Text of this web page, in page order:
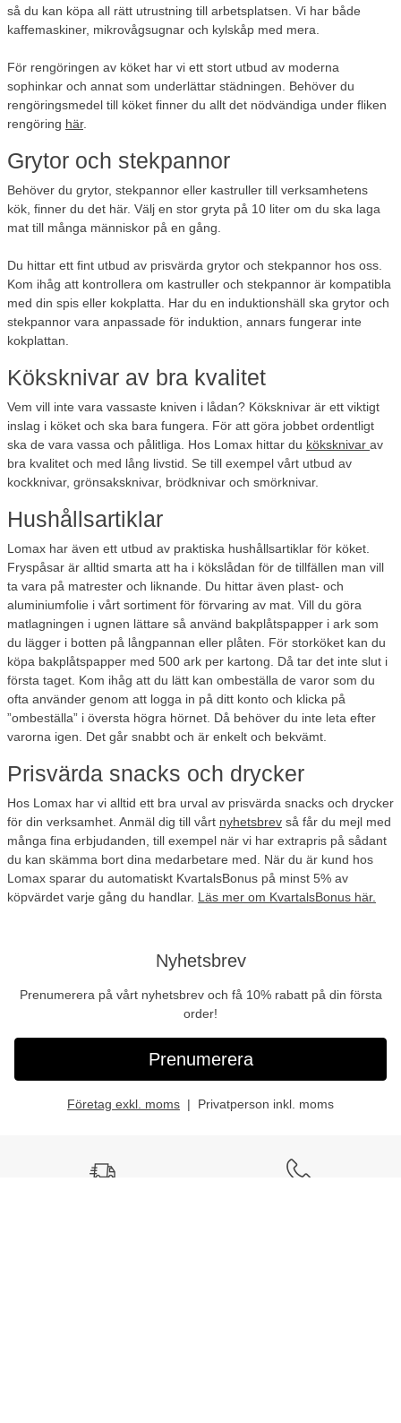
så du kan köpa all rätt utrustning till arbetsplatsen. Vi har både
kaffemaskiner, mikrovågsugnar och kylskåp med mera.
För rengöringen av köket har vi ett stort utbud av moderna
sophinkar och annat som underlättar städningen. Behöver du
rengöringsmedel till köket finner du allt det nödvändiga under fliken
rengöring här.
Grytor och stekpannor
Behöver du grytor, stekpannor eller kastruller till verksamhetens
kök, finner du det här. Välj en stor gryta på 10 liter om du ska laga
mat till många människor på en gång.
Du hittar ett fint utbud av prisvärda grytor och stekpannor hos oss.
Kom ihåg att kontrollera om kastruller och stekpannor är kompatibla
med din spis eller kokplatta. Har du en induktionshäll ska grytor och
stekpannor vara anpassade för induktion, annars fungerar inte
kokplattan.
Köksknivar av bra kvalitet
Vem vill inte vara vassaste kniven i lådan? Köksknivar är ett viktigt
inslag i köket och ska bara fungera. För att göra jobbet ordentligt
ska de vara vassa och pålitliga. Hos Lomax hittar du köksknivar av
bra kvalitet och med lång livstid. Se till exempel vårt utbud av
kockknivar, grönsaksknivar, brödknivar och smörknivar.
Hushållsartiklar
Lomax har även ett utbud av praktiska hushållsartiklar för köket.
Fryspåsar är alltid smarta att ha i kökslådan för de tillfällen man vill
ta vara på matrester och liknande. Du hittar även plast- och
aluminiumfolie i vårt sortiment för förvaring av mat. Vill du göra
matlagningen i ugnen lättare så använd bakplåtspapper i ark som
du lägger i botten på långpannan eller plåten. För storköket kan du
köpa bakplåtspapper med 500 ark per kartong. Då tar det inte slut i
första taget. Kom ihåg att du lätt kan ombeställa de varor som du
ofta använder genom att logga in på ditt konto och klicka på
”ombeställa” i översta högra hörnet. Då behöver du inte leta efter
varorna igen. Det går snabbt och är enkelt och bekvämt.
Prisvärda snacks och drycker
Hos Lomax har vi alltid ett bra urval av prisvärda snacks och drycker
för din verksamhet. Anmäl dig till vårt nyhetsbrev så får du mejl med
många fina erbjudanden, till exempel när vi har extrapris på sådant
du kan skämma bort dina medarbetare med. När du är kund hos
Lomax sparar du automatiskt KvartalsBonus på minst 5% av
köpvärdet varje gång du handlar. Läs mer om KvartalsBonus här.
Nyhetsbrev
Prenumerera på vårt nyhetsbrev och få 10% rabatt på din första
order!
Prenumerera
Företag exkl. moms Privatperson inkl. moms